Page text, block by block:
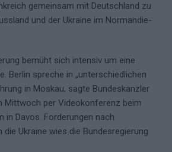
gemeinsam mit Deutschland zu
und der Ukraine im Normandie-
bemüht sich intensiv um eine
Berlin spreche in „unterschiedlichen
in Moskau, sagte Bundeskanzler
Mittwoch per Videokonferenz beim
Davos. Forderungen nach
Ukraine wies die Bundesregierung